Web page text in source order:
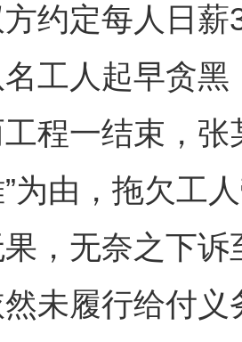
约定每人日
工人起早贪
程一结束，张
为由，拖欠工
，无奈之下
未履行给付